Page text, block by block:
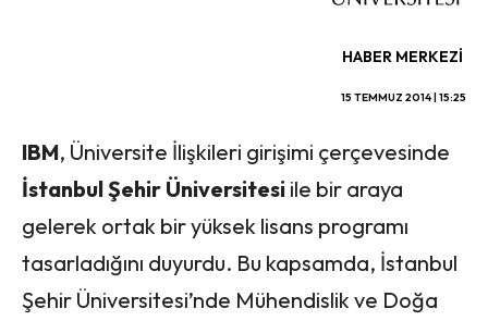
HABER MERKEZI
15 TEMMUZ 2014 | 15:25
IBM, Üniversite İlişkileri girişimi çerçevesinde
İstanbul Şehir Üniversitesi ile bir araya
gelerek ortak bir yüksek lisans programı
tasarladığını duyurdu. Bu kapsamda, İstanbul
Şehir Üniversitesi’nde Mühendislik ve Doğa